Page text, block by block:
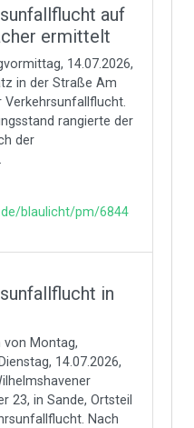
auf
ermittelt
14.07.2026,
in der Straße Am
Verkehrsunfallflucht.
rangierte der
der
blaulicht/pm/6844
in
Montag,
14.07.2026,
23, in Sande, Ortsteil
Nach